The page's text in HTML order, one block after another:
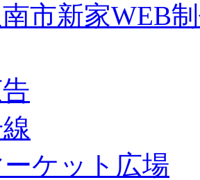
市新家WEB
ケット広場